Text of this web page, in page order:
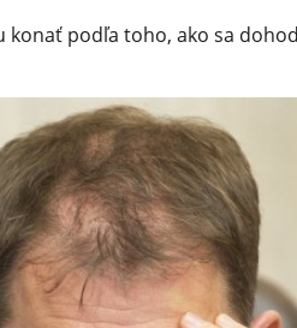
konať podľa toho, ako sa